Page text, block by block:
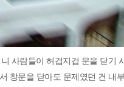
사람들이 허겁지겁 문을 닫기
창문을 닫아도 문제였던 건 내